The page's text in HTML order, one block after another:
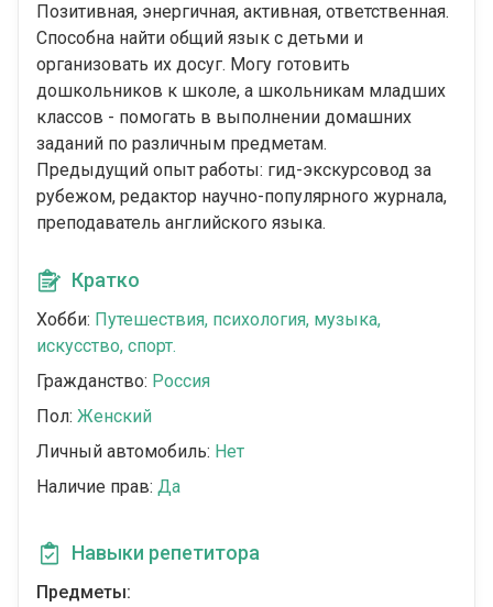
Позитивная, энергичная, активная, ответственная.
Способна найти общий язык с детьми и
организовать их досуг. Могу готовить
дошкольников к школе, а школьникам младших
классов - помогать в выполнении домашних
заданий по различным предметам.
Предыдущий опыт работы: гид-экскурсовод за
рубежом, редактор научно-популярного журнала,
преподаватель английского языка.
Кратко
Хобби: Путешествия, психология, музыка,
искусство, спорт.
Гражданство: Россия
Пол: Женский
Личный автомобиль: Нет
Наличие прав: Да
Навыки репетитора
Предметы: